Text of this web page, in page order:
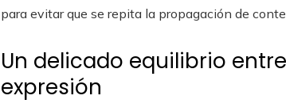
para evitar que se repita la propagación de
Un delicado equilibrio
expresión